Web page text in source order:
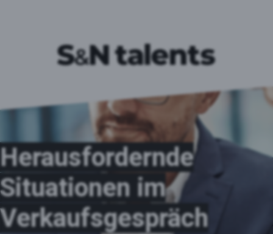
Herausfordernde
Situationen im
Verkaufsgespräch